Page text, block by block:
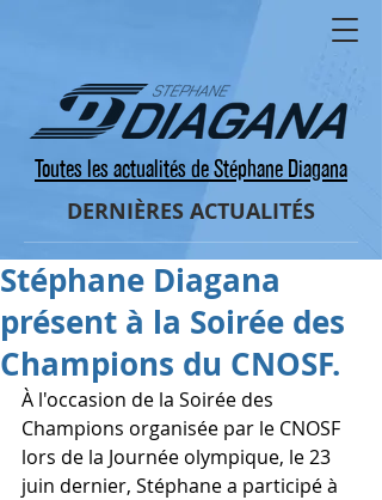
Toutes les actualités de Stéphane Diagana
DERNIÈRES ACTUALITÉS
Stéphane Diagana
présent à la Soirée des
Champions du CNOSF.
À l'occasion de la Soirée des
Champions organisée par le CNOSF
lors de la Journée olympique, le 23
juin dernier, Stéphane a participé à